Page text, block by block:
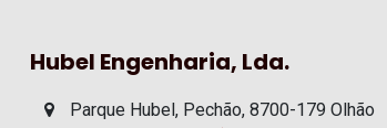
Hubel Engenharia, Lda.
Parque Hubel, Pechão, 8700-179 Olhão